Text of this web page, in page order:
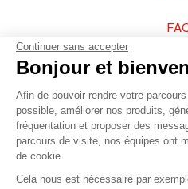
Vendez vos
Plan
© 2016 –
Continuer sans accepter
Bonjour et
Afin de pouvoir rendre votre
possible, améliorer nos produits,
fréquentation et proposer des
parcours de visite, nos équipes ont
de cookie.
Cela nous est nécessaire par